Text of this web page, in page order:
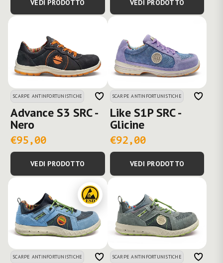
VEDI PRODOTTO VEDI PRODOTTO
SCARPE ANTINFORTUNISTICHE
Advance S3 SRC -
Nero
€95,00
VEDI PRODOTTO
SCARPE ANTINFORTUNISTICHE
Like S1P SRC -
Glicine
€92,00
VEDI PRODOTTO
SCARPE ANTINFORTUNISTICHE SCARPE ANTINFORTUNISTICHE